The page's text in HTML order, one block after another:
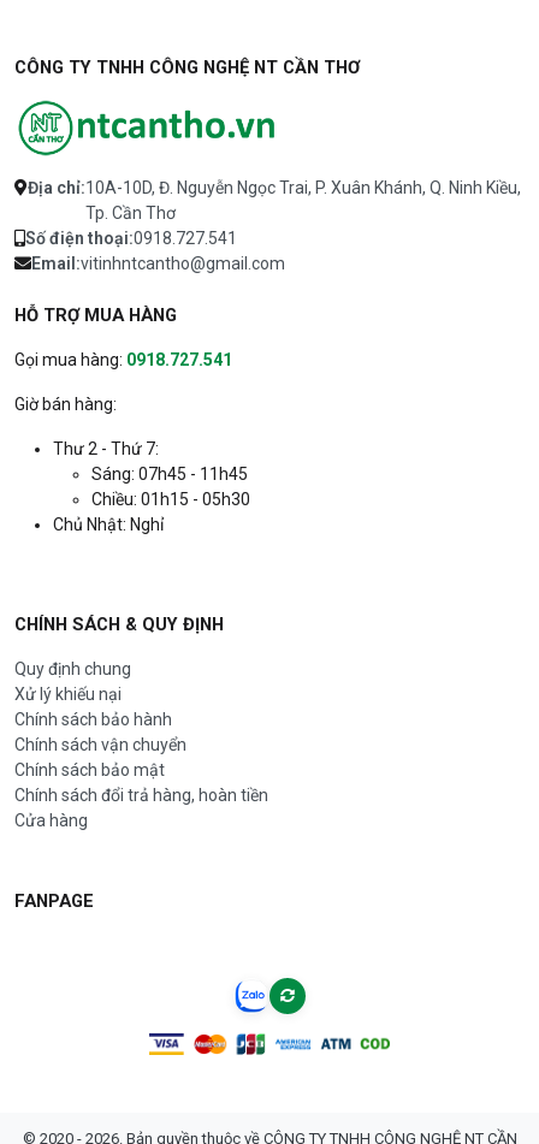
(32"-75") | Trọng lượng: 13,5kg | Tải
Đen | Kích thước hữu dụng: 40x60 (cm)
| Xuất xứ: China; 12T
727.NBtivi.G17.2
Bảo hành: 12 tháng
Khung treo tivi cố định LCD GL C3-FG
thước hữu dụng: 40x 60 (cm) | Tải
326.NBtivi.c3f.2
CÔNG TY TNHH CÔNG NGHỆ NT CẦN THƠ
Địa chỉ:10A-10D, Đ. Nguyễn Ngọc Trai, P. Xuân Khánh, Q. Ninh Kiều,
Tp. Cần Thơ
Số điện thoại:0918.727.541
Email:vitinhntcantho@gmail.com
HỖ TRỢ MUA HÀNG
Gọi mua hàng: 0918.727.541
Giờ bán hàng:
Thư 2 - Thứ 7:
Sáng: 07h45 - 11h45
Chiều: 01h15 - 05h30
Chủ Nhật: Nghỉ
CHÍNH SÁCH & QUY ĐỊNH
Quy định chung
Xử lý khiếu nại
Chính sách bảo hành
Chính sách vận chuyển
Chính sách bảo mật
Chính sách đổi trả hàng, hoàn tiền
Cửa hàng
FANPAGE
© 2020 - 2026. Bản quyền thuộc về CÔNG TY TNHH CÔNG NGHỆ NT CẦN